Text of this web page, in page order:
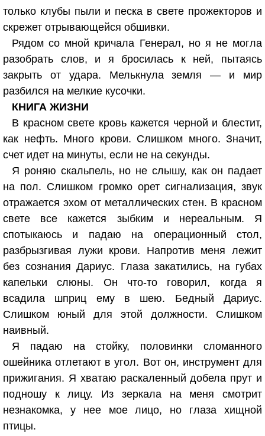
только клубы пыли и песка в свете прожекторов и
скрежет отрывающейся обшивки.
Рядом со мной кричала Генерал, но я не могла
разобрать слов, и я бросилась к ней, пытаясь
закрыть от удара. Мелькнула земля — и мир
разбился на мелкие кусочки.
КНИГА ЖИЗНИ
В красном свете кровь кажется черной и блестит,
как нефть. Много крови. Слишком много. Значит,
счет идет на минуты, если не на секунды.
Я роняю скальпель, но не слышу, как он падает
на пол. Слишком громко орет сигнализация, звук
отражается эхом от металлических стен. В красном
свете все кажется зыбким и нереальным. Я
спотыкаюсь и падаю на операционный стол,
разбрызгивая лужи крови. Напротив меня лежит
без сознания Дариус. Глаза закатились, на губах
капельки слюны. Он что-то говорил, когда я
всадила шприц ему в шею. Бедный Дариус.
Слишком юный для этой должности. Слишком
наивный.
Я падаю на стойку, половинки сломанного
ошейника отлетают в угол. Вот он, инструмент для
прижигания. Я хватаю раскаленный добела прут и
подношу к лицу. Из зеркала на меня смотрит
незнакомка, у нее мое лицо, но глаза хищной
птицы.